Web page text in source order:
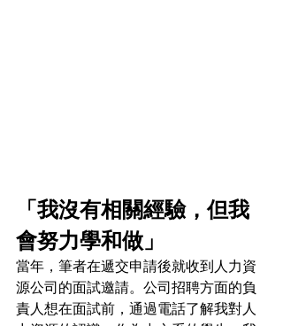
「我沒有相關經驗，但我
會努力學和做」
當年，筆者在遞交申請後就收到人力資
源公司的面試邀請。公司招聘方面的負
責人想在面試前，通過電話了解我對人